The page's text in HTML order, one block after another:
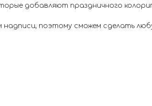
добавляют праздничного
надписи, поэтому сможем сделать